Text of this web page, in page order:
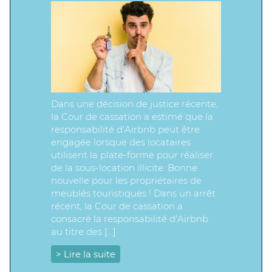
Dans une décision de justice récente,
la Cour de cassation a estimé que la
responsabilité d’Airbnb peut être
engagée lorsque des locataires
utilisent la plate-forme pour réaliser
de la sous-location illicite. Bonne
nouvelle pour les propriétaires de
meublés touristiques ! Dans un arrêt
récent, la Cour de cassation a
consacré la responsabilité d’Airbnb
au titre des […]
> Lire la suite